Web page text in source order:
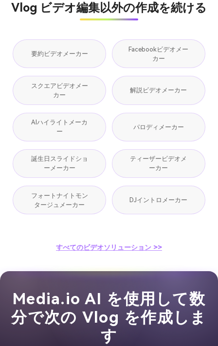
Vlog ビデオ編集以外の作成を続ける
要約ビデオメーカー
Facebookビデオメー
カー
スクエアビデオメー
カー
解説ビデオメーカー
AIハイライトメーカ
ー
パロディメーカー
誕生日スライドショ
ーメーカー
ティーザービデオメ
ーカー
フォートナイトモン
タージュメーカー
DJイントロメーカー
すべてのビデオソリューション >>
Media.io AI を使用して数
分で次の Vlog を作成しま
す